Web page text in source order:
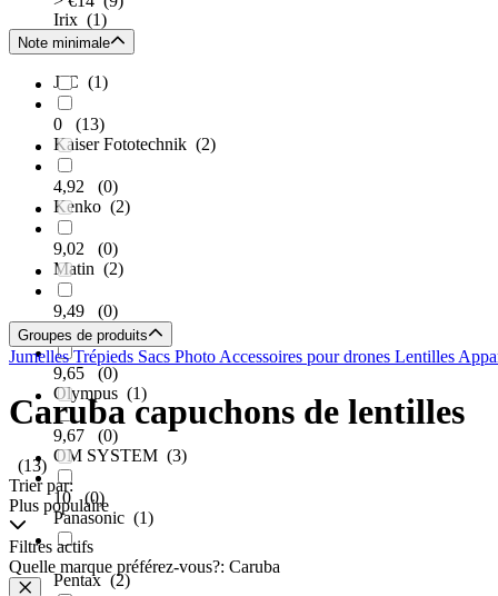
Irix (1)
JJC (1)
Kaiser Fototechnik (2)
Kenko (2)
Matin (2)
Nikon(5)
Olympus (1)
OM SYSTEM (3)
Panasonic (1)
Pentax (2)
Note minimale
0 (13)
4,92 (0)
9,02 (0)
9,49 (0)
9,65 (0)
9,67 (0)
10(0)
Groupes de produits
JumellesTrépieds Sacs Photo Accessoires pour drones Lentilles
Caruba capuchons de lentilles
(13)
Trier par:
Plus populaire
Filtres actifs
Quelle marque préférez-vous?: Caruba